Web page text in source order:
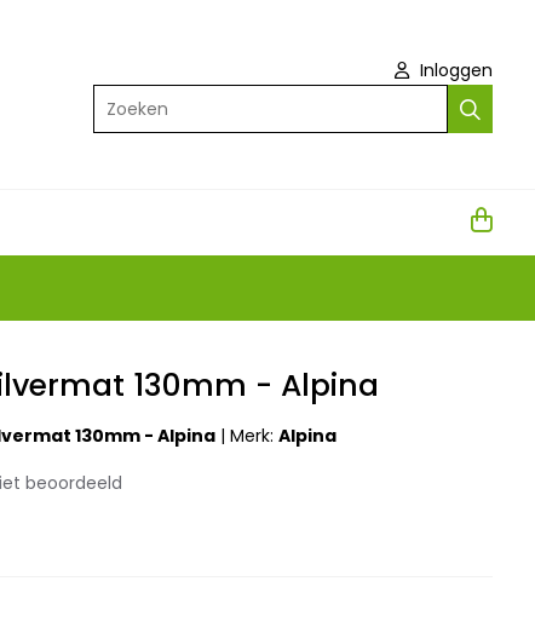
Inloggen
Zoeken
130mm - Alpina
130mm - Alpina |Merk:Alpina
beoordeeld